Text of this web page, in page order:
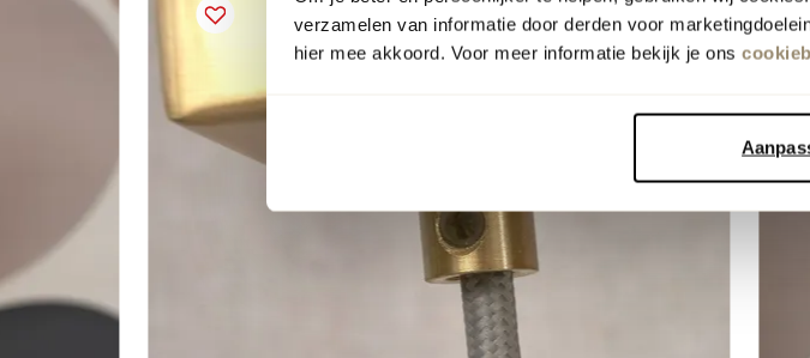
verzamelen van informatie door derden voor
hier mee akkoord. Voor meer informatie bekijk je ons